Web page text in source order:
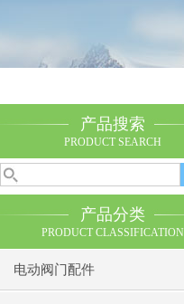
产品搜索
PRODUCT SEARCH
产品分类
PRODUCT CLASSIFICATION
电动阀门配件